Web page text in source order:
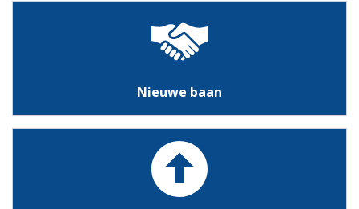
Nieuwe baan